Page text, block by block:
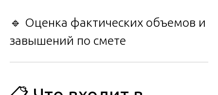
🔹 Оценка фактических объемов и
завышений по смете